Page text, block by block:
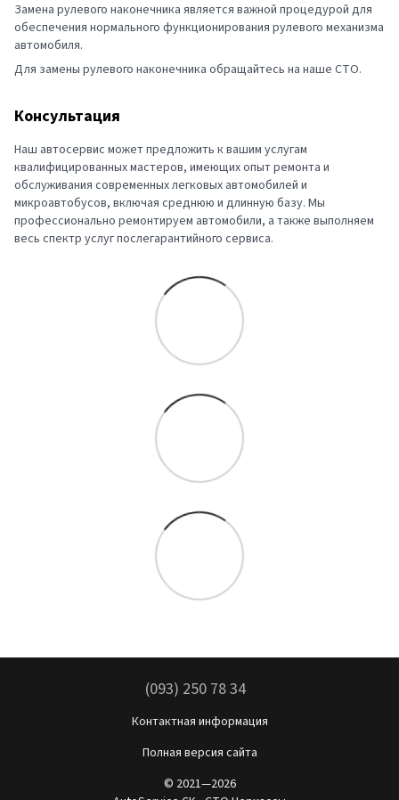
Замена рулевого наконечника является важной процедурой для
обеспечения нормального функционирования рулевого механизма
автомобиля.
Для замены рулевого наконечника обращайтесь на наше СТО.
Консультация
Наш автосервис может предложить к вашим услугам
квалифицированных мастеров, имеющих опыт ремонта и
обслуживания современных легковых автомобилей и
микроавтобусов, включая среднюю и длинную базу. Мы
профессионально ремонтируем автомобили, а также выполняем
весь спектр услуг послегарантийного сервиса.
(093) 250 78 34
Контактная информация
Полная версия сайта
© 2021—2026